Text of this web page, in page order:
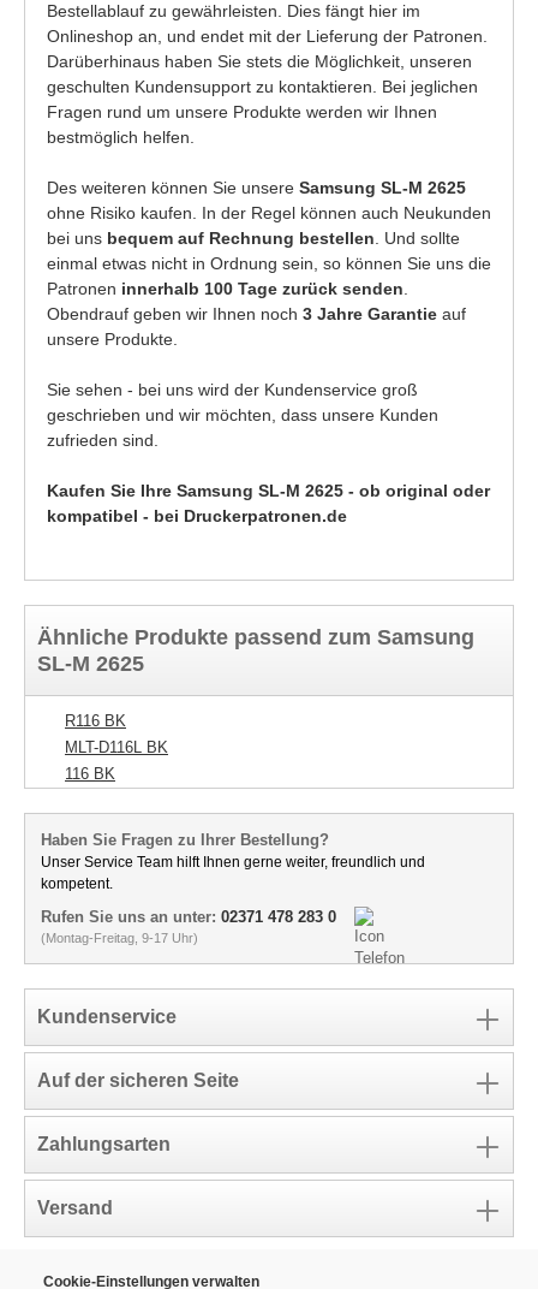
Bestellablauf zu gewährleisten. Dies fängt hier im
Onlineshop an, und endet mit der Lieferung der Patronen.
Darüberhinaus haben Sie stets die Möglichkeit, unseren
geschulten Kundensupport zu kontaktieren. Bei jeglichen
Fragen rund um unsere Produkte werden wir Ihnen
bestmöglich helfen.
Des weiteren können Sie unsere Samsung SL-M 2625
ohne Risiko kaufen. In der Regel können auch Neukunden
bei uns bequem auf Rechnung bestellen . Und sollte
einmal etwas nicht in Ordnung sein, so können Sie uns die
Patronen innerhalb 100 Tage zurück senden
Obendrauf geben wir Ihnen noch 3 Jahre Garantie auf
unsere Produkte.
Sie sehen - bei uns wird der Kundenservice groß
geschrieben und wir möchten, dass unsere Kunden
zufrieden sind.
Kaufen Sie Ihre Samsung SL-M 2625 - ob original oder
kompatibel - bei Druckerpatronen.de
Ähnliche Produkte passend zum Samsung
SL-M 2625
R116 BK
MLT-D116L BK
116 BK
Haben Sie Fragen zu Ihrer Bestellung?
Unser Service Team hilft Ihnen gerne weiter, freundlich und
kompetent.
Rufen Sie uns an unter: 02371 478 283 0
(Montag-Freitag, 9-17 Uhr)
Kundenservice
Auf der sicheren Seite
Zahlungsarten
Versand
Cookie-Einstellungen verwalten